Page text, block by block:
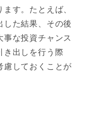
す。たとえば、
した結果、その後
な投資チャンス
き出しを行う際
慮しておくことが